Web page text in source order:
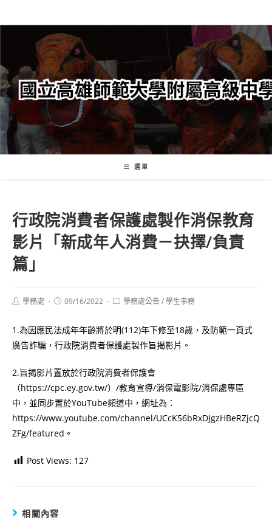
轉
要
內
容
選單
行政院消費者保護處製作消保教育
影片「新成年人消費－抉擇/負責
篇」
Post學務處
Post09/16/2022
Post學務處公告/學生事務
1.為因應民法成年年齡將於明(112)年下修至18歲，及防範一頁式
廣告詐騙，行政院消費者保護處製作旨揭影片。
2.旨揭影片置放於行政院消費者保護會
（https://cpc.ey.gov.tw/）/教育宣導/消保電影院/消保處專區
中，並同步置於YouTube頻道中，網址為：
https://www.youtube.com/channel/UCcK56bRxDJgzHBeRZjcQ
ZFg/featured。
Post Views: 127
相關內容